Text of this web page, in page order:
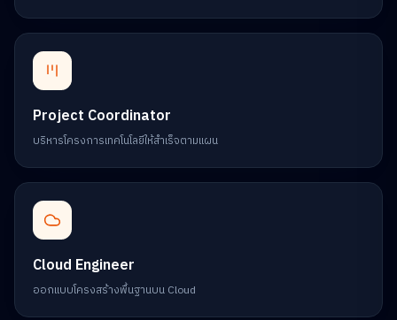
Project Coordinator
บริหารโครงการเทคโนโลยีให้สำเร็จตามแผน
Cloud Engineer
ออกแบบโครงสร้างพื้นฐานบน Cloud